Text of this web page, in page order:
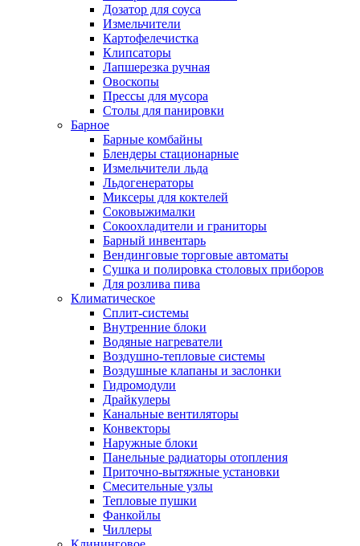
Дозатор для соуса
Измельчители
Картофелечистка
Клипсаторы
Лапшерезка ручная
Овоскопы
Прессы для мусора
Столы для панировки
Барное
Барные комбайны
Блендеры стационарные
Измельчители льда
Льдогенераторы
Миксеры для коктелей
Соковыжималки
Сокоохладители и граниторы
Барный инвентарь
Вендинговые торговые автоматы
Сушка и полировка столовых приборов
Для розлива пива
Климатическое
Сплит-системы
Внутренние блоки
Водяные нагреватели
Воздушно-тепловые системы
Воздушные клапаны и заслонки
Гидромодули
Драйкулеры
Канальные вентиляторы
Конвекторы
Наружные блоки
Панельные радиаторы отопления
Приточно-вытяжные установки
Смесительные узлы
Тепловые пушки
Фанкойлы
Чиллеры